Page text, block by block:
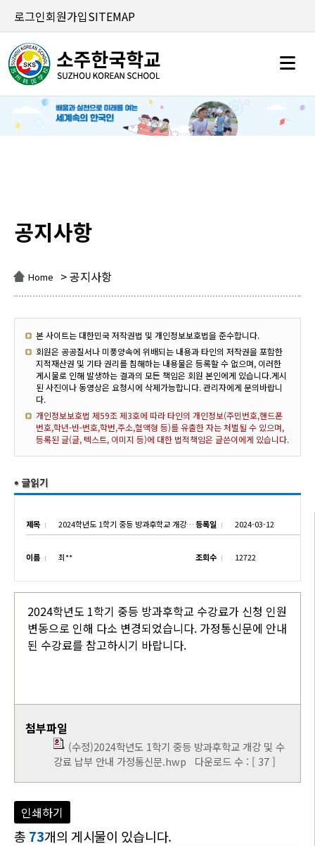
로그인회원가입SITEMAP
공지사항
Home > 공지사항
본 사이트는 대한민국 저작권법 및 개인정보보호법을 준수합니다.
회원은 공공질서나 미풍양속에 위배되는 내용과 타인의 저작권을 포함한
지적재산권 및 기타 권리를 침해하는 내용물은 등록할 수 없으며, 이러한
게시물로 인해 발생하는 결과의 모든 책임은 회원 본인에게 있습니다.게시
된 사진이나 동영상은 요청시에 삭제가능합니다. 관리자에게 문의바랍니
다.
개인정보보호법 제59조 제3호에 따라 타인의 개인정보(주민번호,핸드폰
번호,학년-반-번호,학번,주소,혈액형 등)를 유출한 자는 처벌될 수 있으며,
등록된 글(글, 텍스트, 이미지 등)에 대한 법적책임은 글쓴이에게 있습니다.
제목 2024학년도 1학기 중등 방과후학교 개강 및 수강료 변경 안내등록일 2024-03-12
이름 최** 조회수 12722
2024학년도 1학기 중등 방과후학교 수강료가 신청 인원
변동으로 인해 다소 변경되었습니다. 가정통신문에 안내
된 수강료를 참고하시기 바랍니다.
첨부파일
(수정)2024학년도 1학기 중등 방과후학교 개강 및 수
강료 납부 안내 가정통신문.hwp 다운로드 수 : [ 37 ]
인쇄하기
총 73개의 게시물이 있습니다.